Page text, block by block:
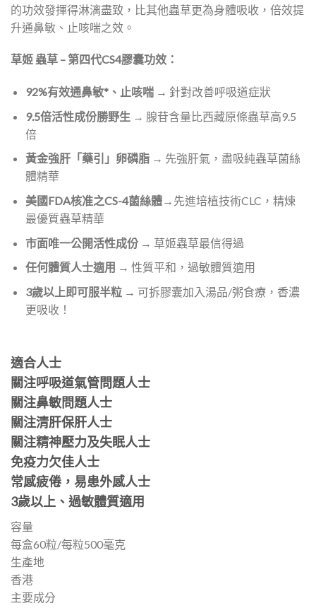
的功效發揮得淋漓盡致，比其他蟲草更為身體吸收，倍效提
升通鼻敏、止咳喘之效。
草姬 蟲草 – 第四代CS4膠囊功效：
92%有效通鼻敏*、止咳喘→ 針對改善呼吸道症狀
9.5倍活性成份勝野生 → 腺苷含量比西藏原條蟲草高9.5
倍
黃金強肝「藥引」卵磷脂→ 先強肝氣，盡吸純蟲草菌絲
體精華
美國FDA核准之CS-4菌絲體→先進培植技術CLC，精煉
最優質蟲草精華
市面唯一公開活性成份→ 草姬蟲草最信得過
任何體質人士適用 → 性質平和，過敏體質適用
3歲以上即可服半粒→ 可拆膠囊加入湯品/粥食療，香濃
更吸收！
適合人士
關注呼吸道氣管問題人士
關注鼻敏問題人士
關注清肝保肝人士
關注精神壓力及失眠人士
免疫力欠佳人士
常感疲倦，易患外感人士
3歲以上、過敏體質適用
容量
每盒60粒/每粒500毫克
生產地
香港
主要成分